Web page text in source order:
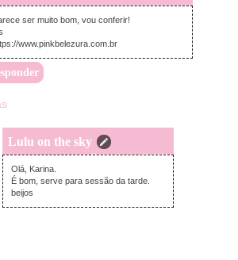
ser muito bom, vou conferir!
www.pinkbelezura.com.br
Lulu on the sky
sábado, junho 27, 2026
Olá, Karina.
É bom, serve para sessão da tarde.
beijos